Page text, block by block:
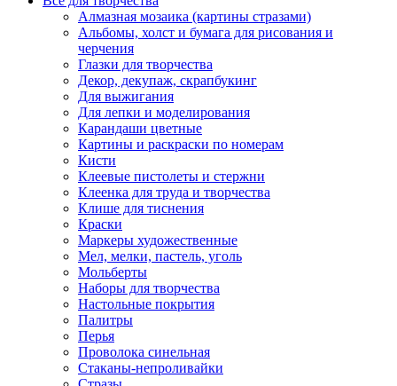
Алмазная мозаика (картины стразами)
Альбомы, холст и бумага для рисования и
черчения
Глазки для творчества
Декор, декупаж, скрапбукинг
Для выжигания
Для лепки и моделирования
Карандаши цветные
Картины и раскраски по номерам
Кисти
Клеевые пистолеты и стержни
Клеенка для труда и творчества
Клише для тиснения
Краски
Маркеры художественные
Мел, мелки, пастель, уголь
Мольберты
Наборы для творчества
Настольные покрытия
Палитры
Перья
Проволока синельная
Стаканы-непроливайки